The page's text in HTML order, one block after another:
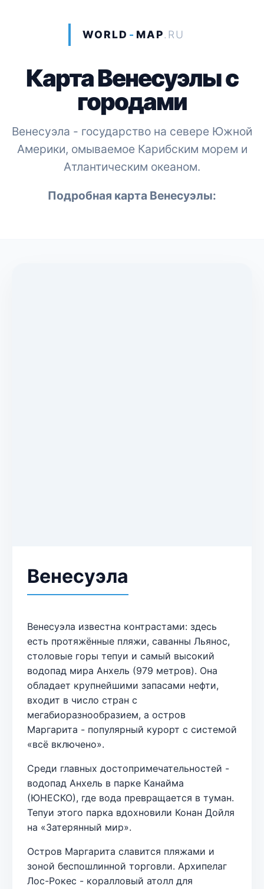
WORLD - MAP.RU
Карта Венесуэлы с
городами
Венесуэла - государство на севере Южной
Америки, омываемое Карибским морем и
Атлантическим океаном.
Подробная карта Венесуэлы:
Венесуэла
Венесуэла известна контрастами: здесь
есть протяжённые пляжи, саванны Льянос,
столовые горы тепуи и самый высокий
водопад мира Анхель (979 метров). Она
обладает крупнейшими запасами нефти,
входит в число стран с
мегабиоразнообразием, а остров
Маргарита - популярный курорт с системой
«всё включено».
Среди главных достопримечательностей -
водопад Анхель в парке Канайма
(ЮНЕСКО), где вода превращается в туман.
Тепуи этого парка вдохновили Конан Дойля
на «Затерянный мир».
Остров Маргарита славится пляжами и
зоной беспошлинной торговли. Архипелаг
Лос-Рокес - коралловый атолл для